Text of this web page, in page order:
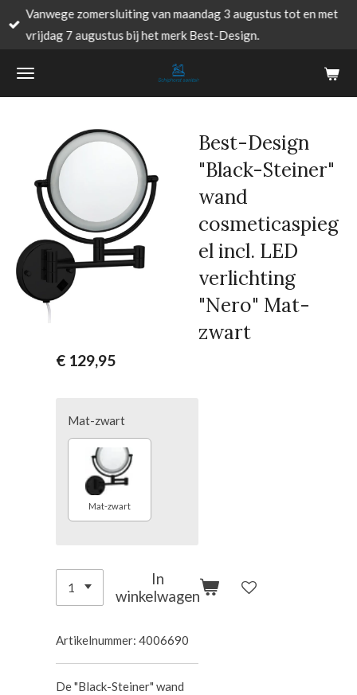
Ga
direct
de
Vanwege zomersluiting van maandag 3 augustus tot en met
vrijdag 7 augustus bij het merk Best-Design.
Best-Design
"Black-Steiner"
wand
cosmeticaspieg
el incl. LED
verlichting
"Nero" Mat-
zwart
€ 129,95
Mat-zwart
Mat-zwart
In
winkelwagen
Artikelnummer: 4006690
De "Black-Steiner" wand